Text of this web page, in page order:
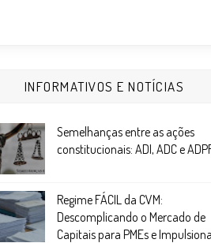
INFORMATIVOS E NOTÍCIAS
Semelhanças entre as ações
constitucionais: ADI, ADC e
Regime FÁCIL da CVM:
Descomplicando o Mercado de
Capitais para PMEs e